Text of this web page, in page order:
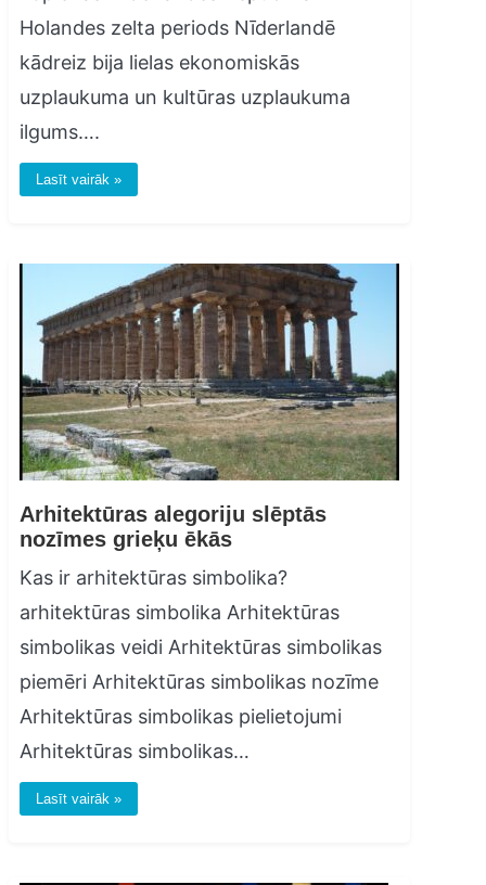
Holandes zelta periods Nīderlandē
kādreiz bija lielas ekonomiskās
uzplaukuma un kultūras uzplaukuma
ilgums….
Lasīt vairāk »
Arhitektūras alegoriju slēptās
nozīmes grieķu ēkās
Kas ir arhitektūras simbolika?
arhitektūras simbolika Arhitektūras
simbolikas veidi Arhitektūras simbolikas
piemēri Arhitektūras simbolikas nozīme
Arhitektūras simbolikas pielietojumi
Arhitektūras simbolikas…
Lasīt vairāk »